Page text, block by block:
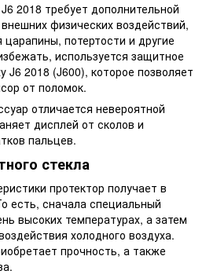
2018 требует дополнительной
физических воздействий,
потертости и другие
используется защитное
J6 2018 (J600), которое позволяет
от поломок.
отличается невероятной
дисплей от сколов и
пальцев.
стекла
протектор получает в
есть, сначала специальный
высоких температурах, а затем
холодного воздуха.
прочность, а также